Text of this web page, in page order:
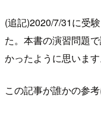
(追記)2020/7/31に受
た。本書の演習問題
かったように思いま
この記事が誰かの参